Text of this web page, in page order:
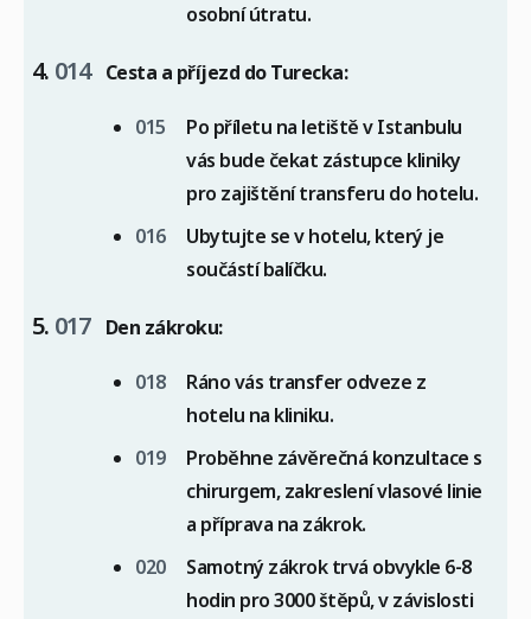
osobní útratu.
Cesta a příjezd do Turecka:
Po příletu na letiště v Istanbulu
vás bude čekat zástupce kliniky
pro zajištění transferu do hotelu.
Ubytujte se v hotelu, který je
součástí balíčku.
Den zákroku:
Ráno vás transfer odveze z
hotelu na kliniku.
Proběhne závěrečná konzultace s
chirurgem, zakreslení vlasové linie
a příprava na zákrok.
Samotný zákrok trvá obvykle 6-8
hodin pro 3000 štěpů, v závislosti